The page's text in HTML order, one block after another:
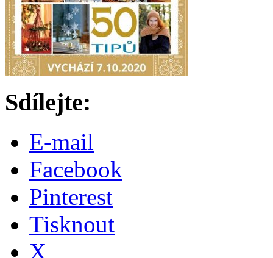
Sdílejte:
E-mail
Facebook
Pinterest
Tisknout
X